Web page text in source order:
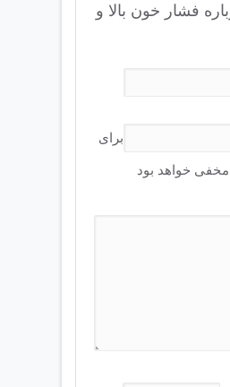
فشار خون بالا و
برای
مخفی خواهد بود